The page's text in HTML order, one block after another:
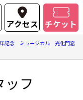
アクセス チケット
記念 ミュージカル 光化門恋
ッフ